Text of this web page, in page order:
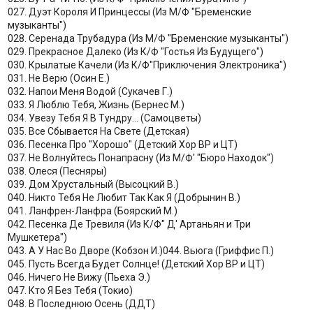
027. Дуэт Короля И Принцессы (Из М/Ф "Бременские
музыканты")
028. Серенада Трубадура (Из М/Ф "Бременские музыканты")
029. Прекрасное Далеко (Из К/Ф "Гостья Из Будущего")
030. Крылатые Качели (Из К/Ф"Приключения Электроника")
031. Не Верю (Осин Е.)
032. Напои Меня Водой (Сукачев Г.)
033. Я Люблю Тебя, Жизнь (Бернес М.)
034. Увезу Тебя Я В Тундру... (Самоцветы)
035. Все Сбывается На Свете (Детская)
036. Песенка Про "Хорошо" (Детский Хор ВР и ЦТ)
037. Не Волнуйтесь Понапрасну (Из М/Ф' "Бюро Находок")
038. Олеся (Песняры)
039. Дом Хрустальный (Высоцкий В.)
040. Никто Тебя Не Любит Так Как Я (Добрынин В.)
041. Ланфрен-Ланфра (Боярский М.)
042. Песенка Де Тревиля (Из К/Ф" Д' Артаньян и Три
Мушкетера")
043. А У Нас Во Дворе (Кобзон И.)044. Вьюга (Гриффис П.)
045. Пусть Всегда Будет Солнце! (Детский Хор ВР и ЦТ)
046. Ничего Не Вижу (Пьеха Э.)
047. Кто Я Без Тебя (Токио)
048. В Последнюю Осень (ДДТ)